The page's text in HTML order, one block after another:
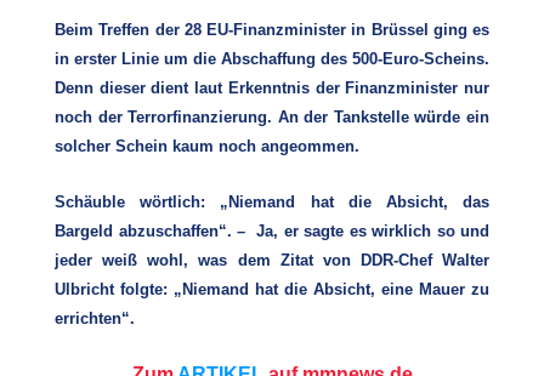
Beim Treffen der 28 EU-Finanzminister in Brüssel ging es
in erster Linie um die Abschaffung des 500-Euro-Scheins.
Denn dieser dient laut Erkenntnis der Finanzminister nur
noch der Terrorfinanzierung. An der Tankstelle würde ein
solcher Schein kaum noch angeommen.
Schäuble wörtlich: „Niemand hat die Absicht, das
Bargeld abzuschaffen“. – Ja, er sagte es wirklich so und
jeder weiß wohl, was dem Zitat von DDR-Chef Walter
Ulbricht folgte: „Niemand hat die Absicht, eine Mauer zu
errichten“.